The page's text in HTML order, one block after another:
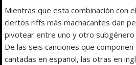
Mientras que esta combinación con
ciertos riffs más machacantes dan
pivotear entre uno y otro subgénero
De las seis canciones que
cantadas en español, las otras en